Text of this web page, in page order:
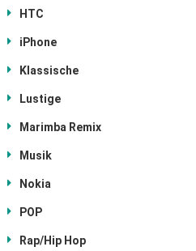
HTC
iPhone
Klassische
Lustige
Marimba Remix
Musik
Nokia
POP
Rap/Hip Hop